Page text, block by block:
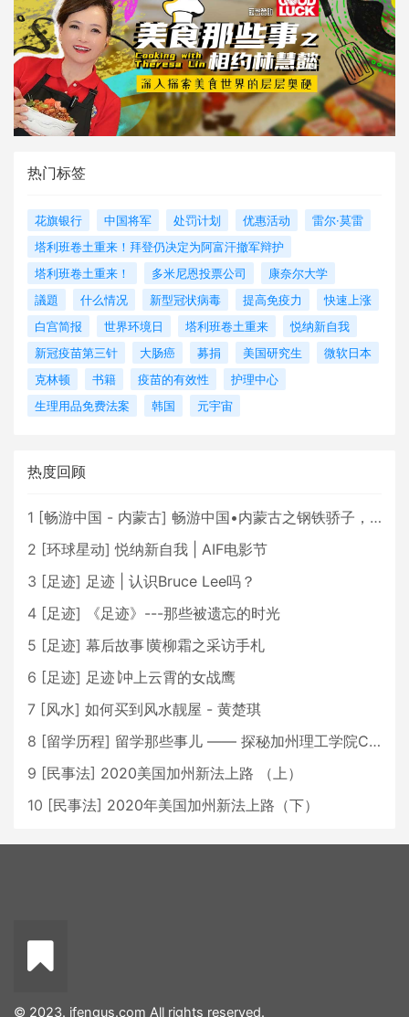
热门标签
花旗银行 中国将军 处罚计划 优惠活动
雷尔·莫雷
塔利班卷土重来！拜登仍决定为阿富汗撤军辩护
塔利班卷土重来！
多米尼恩投票公司
康奈尔大学
議題
什么情况 新型冠状病毒 提高免疫力
快速上涨
白宫简报
世界环境日 塔利班卷土重来
悦纳新自我
新冠疫苗第三针
大肠癌 募捐 美国研究生
微软日本
克林顿
书籍 疫苗的有效性
护理中心
生理用品免费法案
韩国 元宇宙
热度回顾
1 [畅游中国 - 内蒙古] 畅游中国•内蒙古之钢铁骄子，魅力包头
2 [环球星动] 悦纳新自我 | AIF电影节
3 [足迹] 足迹 | 认识Bruce Lee吗？
4 [足迹]
《足迹》---那些被遗忘的时光
5 [足迹] 幕后故事∣黄柳霜之采访手札
6 [足迹] 足迹∣冲上云霄的女战鹰
7 [风水] 如何买到风水靓屋 - 黄楚琪
8 [留学历程] 留学那些事儿 —— 探秘加州理工学院Caltech博士生活 [上集]
9 [民事法] 2020美国加州新法上路 （上）
10 [民事法] 2020年美国加州新法上路（下）
© 2023. ifengus.com All rights reserved.